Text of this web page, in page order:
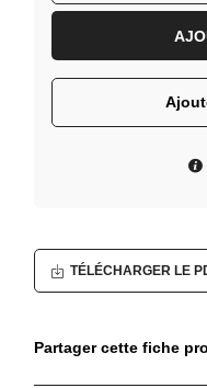
TÉLÉCHARGER LE
Partager cette fiche